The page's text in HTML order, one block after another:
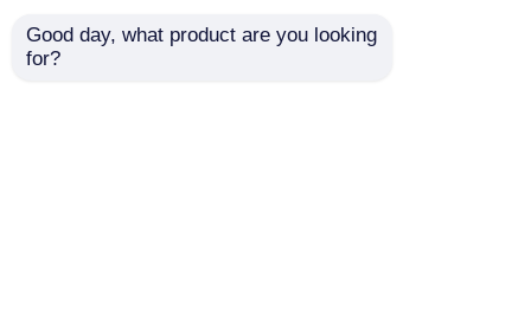
Good day, what product are you looking
for?